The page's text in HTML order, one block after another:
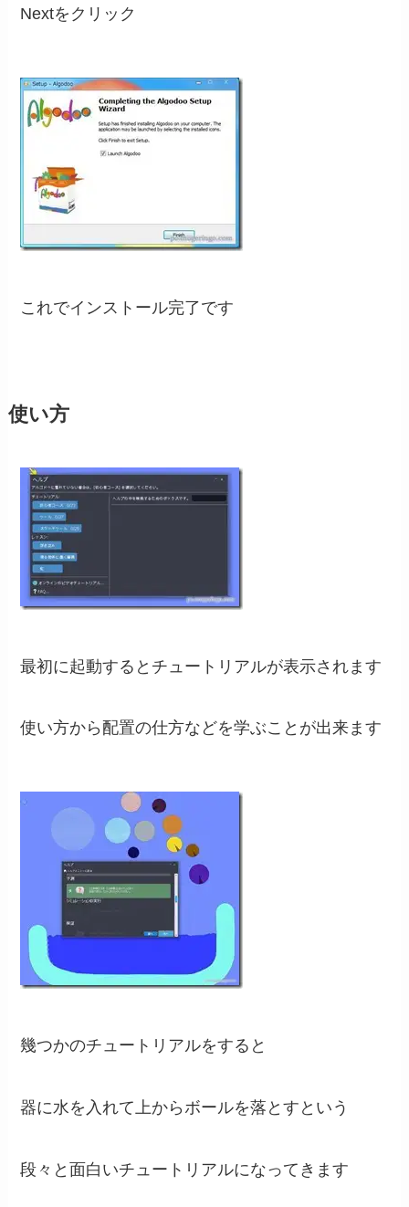
Nextをクリック
これでインストール完了です
使い方
最初に起動するとチュートリアルが表示されます
使い方から配置の仕方などを学ぶことが出来ます
幾つかのチュートリアルをすると
器に水を入れて上からボールを落とすという
段々と面白いチュートリアルになってきます